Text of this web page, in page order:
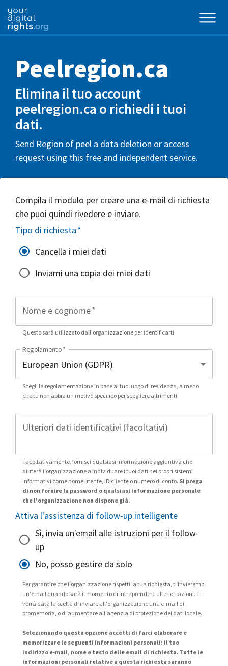
Peelregion.ca
Elimina il tuo account
peelregion.ca o richiedi i tuoi
dati.
Send Region of peel a data deletion or access
request using this free and independent service.
Compila il modulo per creare una e-mail di richiesta
che puoi quindi rivedere e inviare.
Tipo di richiesta*
Cancella i miei dati
Inviami una copia dei miei dati
Nome e cognome*
Questo sarà utilizzato dall'organizzazione per identificarti.
Regolamento*
Scegli la regolamentazione in base al tuo luogo di residenza, a meno
che tu non abbia un motivo specifico per scegliere altrimenti.
Ulteriori dati identificativi (facoltativi)
Facoltativamente, fornisci qualsiasi informazione aggiuntiva che
aiuterà l'organizzazione a individuare i tuoi dati nei propri sistemi
informativi come nome utente, ID cliente o numero di conto. Si prega
di non fornire la password o qualsiasi informazione personale
che l'organizzazione non dispone già.
Attiva l'assistenza di follow-up intelligente
Sì, invia un'email alle istruzioni per il follow-
up
No, posso gestire da solo
Per garantire che l'organizzazione rispetti la tua richiesta, ti invieremo
un'email quando sarà il momento di intraprendere ulteriori azioni. Ti
verrà data la scelta di inviare all'organizzazione una e-mail di
promemoria, o di aumentare all'agenzia di protezione dei dati locale.
Selezionando questa opzione accetti di farci elaborare e
memorizzare le seguenti informazioni personali: il tuo
indirizzo e-mail, nome e testo delle email di richiesta. Tutte le
informazioni personali relative a questa richiesta saranno